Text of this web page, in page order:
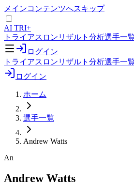
メインコンテンツへスキップ
AI TRI+
トライアスロンリザルト分析選手一
ログイン
トライアスロンリザルト分析選手一
ログイン
ホーム
選手一覧
Andrew Watts
An
Andrew Watts